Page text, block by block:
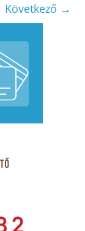
Következő →